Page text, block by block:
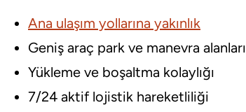
Ana ulaşım yollarına yakınlık
Geniş araç park ve manevra alanları
Yükleme ve boşaltma kolaylığı
7/24 aktif lojistik hareketliliği